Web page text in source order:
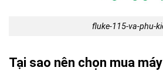
fluke-115-va-phu-
Tại sao nên chọn mua